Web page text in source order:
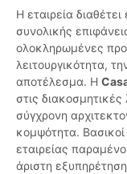
Η εταιρεία
συνολικής
ολοκληρωμένες
λειτουργικότητα,
αποτέλεσμα. Η
στις
σύγχρονη
κομψότητα.
εταιρείας
άριστη